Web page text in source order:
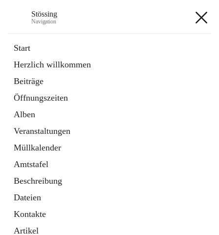
Stössing
Navigation
Start
Herzlich willkommen
Beiträge
Öffnungszeiten
Alben
Veranstaltungen
Müllkalender
Amtstafel
Beschreibung
Dateien
Kontakte
Artikel
Datei
in
Tab
Kindergarten
öffnet
in
neuem
Tab